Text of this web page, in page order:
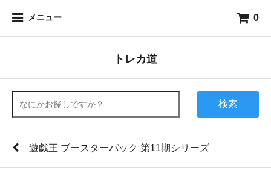
メニュー 0
トレカ道
検索
遊戯王 ブースターパック 第11期シリーズ